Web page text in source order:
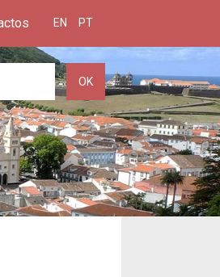
EN PT
OK